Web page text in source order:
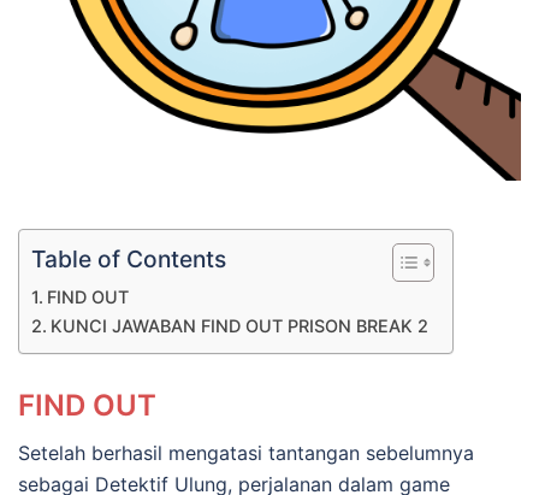
Table of Contents
FIND OUT
KUNCI JAWABAN FIND OUT PRISON BREAK 2
FIND OUT
Setelah berhasil mengatasi tantangan sebelumnya
sebagai Detektif Ulung, perjalanan dalam game